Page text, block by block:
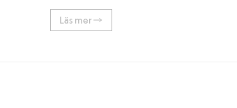
Läs mer